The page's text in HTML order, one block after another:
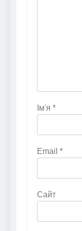
Ім'я *
Email *
Сайт